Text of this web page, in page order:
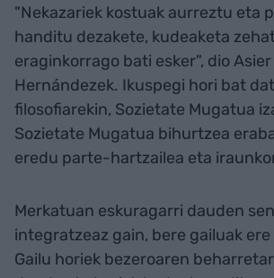
"Nekazariek kostuak aurreztu eta
handitu dezakete, kudeaketa
eraginkorrago bati esker", dio Asier
Hernándezek. Ikuspegi hori bat
filosofiarekin, Sozietate Mugatua
Sozietate Mugatua bihurtzea
eredu parte-hartzailea eta
Merkatuan eskuragarri dauden
integratzeaz gain, bere gailuak
Gailu horiek bezeroaren